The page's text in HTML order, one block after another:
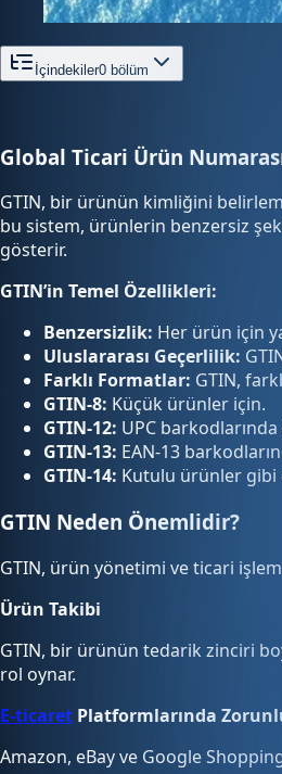
İçindekiler0 bölüm
Global Ticari Ürün
GTIN, bir ürünün kimliğini
bu sistem, ürünlerin benzersiz
gösterir.
GTIN’in Temel Özellikleri:
Benzersizlik: Her ürün için
Uluslararası Geçerlilik:
Farklı Formatlar: GTIN,
GTIN-8: Küçük ürünler için.
GTIN-12: UPC barkodlarında
GTIN-13: EAN-13
GTIN-14: Kutulu ürünler gibi
GTIN Neden Önemlidir?
GTIN, ürün yönetimi ve ticari
Ürün Takibi
GTIN, bir ürünün tedarik zinciri
rol oynar.
E-ticaret Platformlarında
Amazon, eBay ve Google